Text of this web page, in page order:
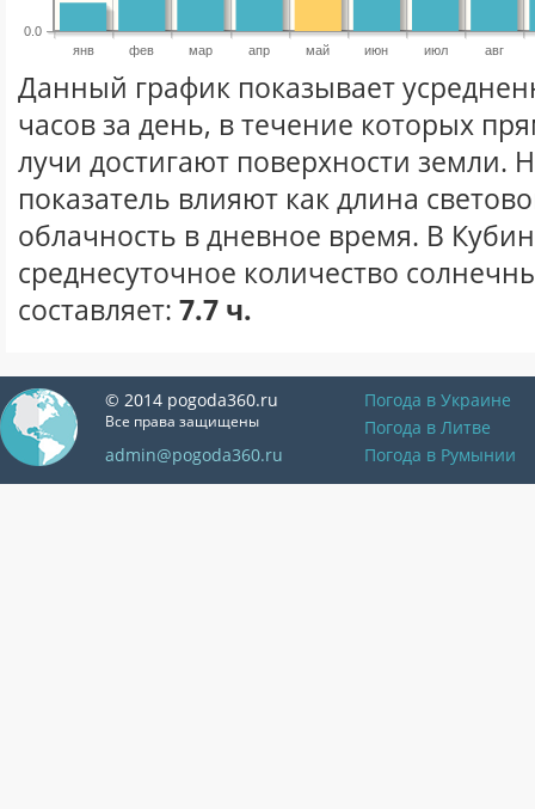
янв фев мар апр май июн июл авг
0.0
Данный график показывает
часов за день, в течение которых
лучи достигают поверхности земли.
показатель влияют как длина
облачность в дневное время. В
среднесуточное количество
составляет: 7.7 ч.
© 2014 pogoda360.ru
Все права защищены
admin@pogoda360.ru
Погода в Украине
Погода в Литве
Погода в Румынии